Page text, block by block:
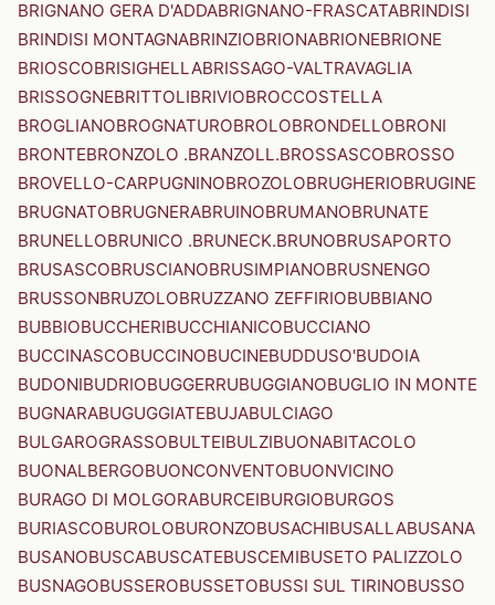
BRIGNANO GERA D'ADDABRIGNANO-FRASCATABRINDISI
BRINDISI MONTAGNABRINZIOBRIONABRIONEBRIONE
BRIOSCOBRISIGHELLABRISSAGO-VALTRAVAGLIA
BRISSOGNEBRITTOLIBRIVIOBROCCOSTELLA
BROGLIANOBROGNATUROBROLOBRONDELLOBRONI
BRONTEBRONZOLO .BRANZOLL.BROSSASCOBROSSO
BROVELLO-CARPUGNINOBROZOLOBRUGHERIOBRUGINE
BRUGNATOBRUGNERABRUINOBRUMANOBRUNATE
BRUNELLOBRUNICO .BRUNECK.BRUNOBRUSAPORTO
BRUSASCOBRUSCIANOBRUSIMPIANOBRUSNENGO
BRUSSONBRUZOLOBRUZZANO ZEFFIRIOBUBBIANO
BUBBIOBUCCHERIBUCCHIANICOBUCCIANO
BUCCINASCOBUCCINOBUCINEBUDDUSO'BUDOIA
BUDONIBUDRIOBUGGERRUBUGGIANOBUGLIO IN MONTE
BUGNARABUGUGGIATEBUJABULCIAGO
BULGAROGRASSOBULTEIBULZIBUONABITACOLO
BUONALBERGOBUONCONVENTOBUONVICINO
BURAGO DI MOLGORABURCEIBURGIOBURGOS
BURIASCOBUROLOBURONZOBUSACHIBUSALLABUSANA
BUSANOBUSCABUSCATEBUSCEMIBUSETO PALIZZOLO
BUSNAGOBUSSEROBUSSETOBUSSI SUL TIRINOBUSSO